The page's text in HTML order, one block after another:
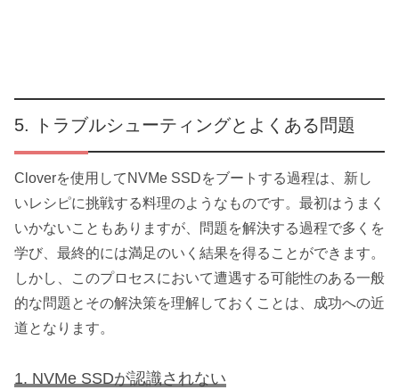
トラブルシューティングとよくある問題
Cloverを使用してNVMe SSDをブートする過程は、新し
いレシピに挑戦する料理のようなものです。最初はうまく
いかないこともありますが、問題を解決する過程で多くを
学び、最終的には満足のいく結果を得ることができます。
しかし、このプロセスにおいて遭遇する可能性のある一般
的な問題とその解決策を理解しておくことは、成功への近
道となります。
1. NVMe SSDが認識されない